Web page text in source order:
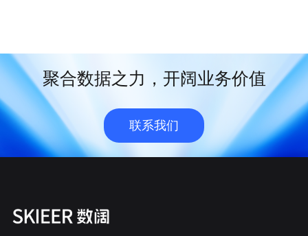
聚合数据之力，开阔业务价值
联系我们